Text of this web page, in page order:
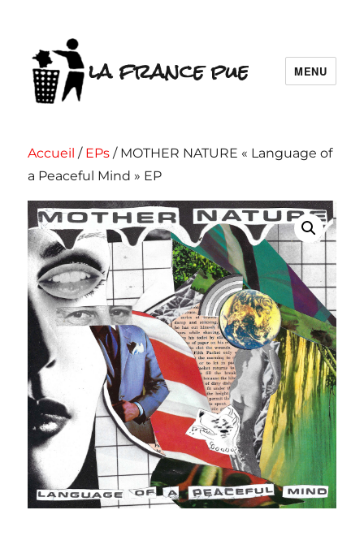
la france pue MENU
Accueil / EPs / MOTHER NATURE « Language of
a Peaceful Mind » EP